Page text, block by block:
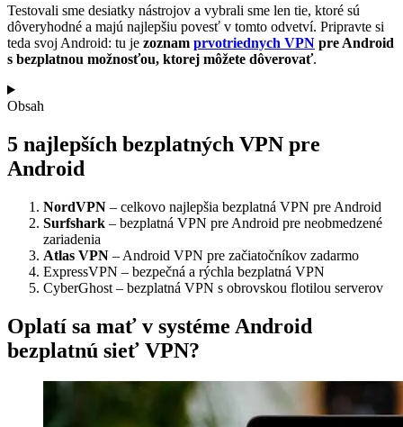
Testovali sme desiatky nástrojov a vybrali sme len tie, ktoré sú
dôveryhodné a majú najlepšiu povesť v tomto odvetví. Pripravte si
teda svoj Android: tu je zoznam prvotriednych VPN pre Android
s bezplatnou možnosťou, ktorej môžete dôverovať.
Obsah
5 najlepších bezplatných VPN pre
Android
NordVPN – celkovo najlepšia bezplatná VPN pre Android
Surfshark – bezplatná VPN pre Android pre neobmedzené
zariadenia
Atlas VPN – Android VPN pre začiatočníkov zadarmo
ExpressVPN – bezpečná a rýchla bezplatná VPN
CyberGhost – bezplatná VPN s obrovskou flotilou serverov
Oplatí sa mať v systéme Android
bezplatnú sieť VPN?